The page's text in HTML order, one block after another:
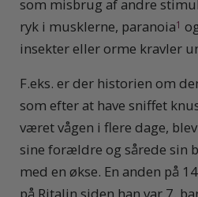
som misbrug af andre
ryk i musklerne, paranoia1
insekter eller orme kravler
F.eks. er der historien om
som efter at have sniffet
været vågen i flere dage,
sine forældre og sårede sin
med en økse. En anden på